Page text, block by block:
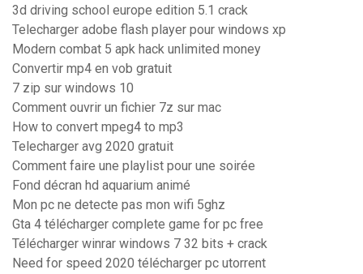
3d driving school europe edition 5.1 crack
Telecharger adobe flash player pour windows xp
Modern combat 5 apk hack unlimited money
Convertir mp4 en vob gratuit
7 zip sur windows 10
Comment ouvrir un fichier 7z sur mac
How to convert mpeg4 to mp3
Telecharger avg 2020 gratuit
Comment faire une playlist pour une soirée
Fond décran hd aquarium animé
Mon pc ne detecte pas mon wifi 5ghz
Gta 4 télécharger complete game for pc free
Télécharger winrar windows 7 32 bits + crack
Need for speed 2020 télécharger pc utorrent